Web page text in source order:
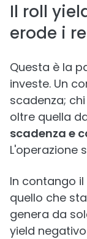
Il roll
erode i
Questa è la
investe. Un
scadenza;
oltre quella
scadenza e
L'operazione
In contango
quello che
genera da
yield